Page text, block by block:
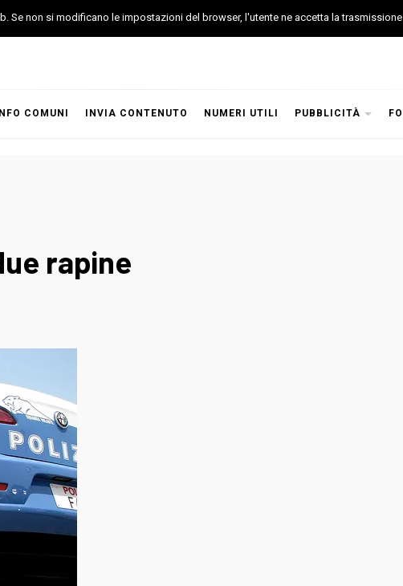
INFO COMUNI INVIA CONTENUTO NUMERI UTILI PUBBLICITÀ
rapine
non si modificano le impostazioni del browser, l'utente ne accetta la